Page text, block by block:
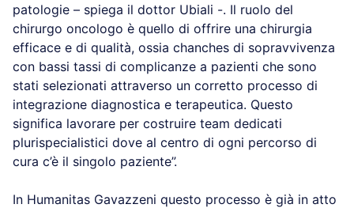
patologie – spiega il dottor Ubiali -. Il ruolo del
chirurgo oncologo è quello di offrire una chirurgia
efficace e di qualità, ossia chanches di sopravvivenza
con bassi tassi di complicanze a pazienti che sono
stati selezionati attraverso un corretto processo di
integrazione diagnostica e terapeutica. Questo
significa lavorare per costruire team dedicati
plurispecialistici dove al centro di ogni percorso di
cura c’è il singolo paziente”.
In Humanitas Gavazzeni questo processo è già in atto